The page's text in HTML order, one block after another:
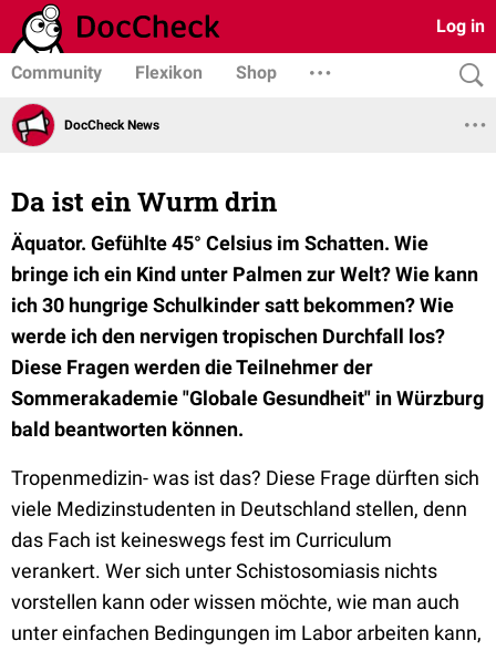
Log in
Community Flexikon Shop
DocCheck News
Da ist ein Wurm drin
Äquator. Gefühlte 45° Celsius im Schatten. Wie
bringe ich ein Kind unter Palmen zur Welt? Wie kann
ich 30 hungrige Schulkinder satt bekommen? Wie
werde ich den nervigen tropischen Durchfall los?
Diese Fragen werden die Teilnehmer der
Sommerakademie "Globale Gesundheit" in Würzburg
bald beantworten können.
Tropenmedizin- was ist das? Diese Frage dürften sich
viele Medizinstudenten in Deutschland stellen, denn
das Fach ist keineswegs fest im Curriculum
verankert. Wer sich unter Schistosomiasis nichts
vorstellen kann oder wissen möchte, wie man auch
unter einfachen Bedingungen im Labor arbeiten kann,